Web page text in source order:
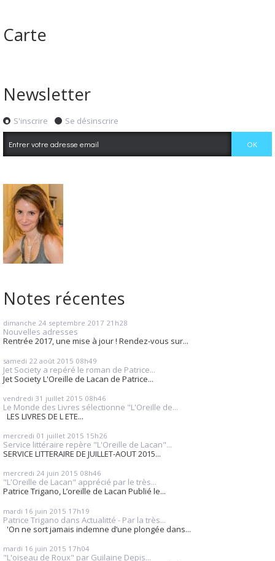
Carte
Newsletter
S'inscrire Se désinscrire
Notes récentes
dimanche 24 septembre 2017 21h28
Nouvelles adresses
Rentrée 2017, une mise à jour ! Rendez-vous sur...
samedi 22 août 2015 08h49
Jet Society a repéré le roman de Patrice...
Jet Society L'Oreille de Lacan de Patrice...
vendredi 31 juillet 2015 08h46
Le Monde des Livres sélectionne "L'Oreille de...
LES LIVRES DE L ETE...
mercredi 01 juillet 2015 15h26
Service littéraire repère "L'Oreille de Lacan"...
SERVICE LITTERAIRE DE JUILLET-AOUT 2015...
mercredi 24 juin 2015 08h46
"L'Oreille de Lacan" apprécié par le très...
Patrice Trigano, L’oreille de Lacan Publié le...
mardi 16 juin 2015 17h19
Patrice Trigano dans Actualitté - Par la très...
'On ne sort jamais indemne d’une plongée dans...
mardi 16 juin 2015 17h04
"L'oiseau de Roux" par Guilaine Depis...